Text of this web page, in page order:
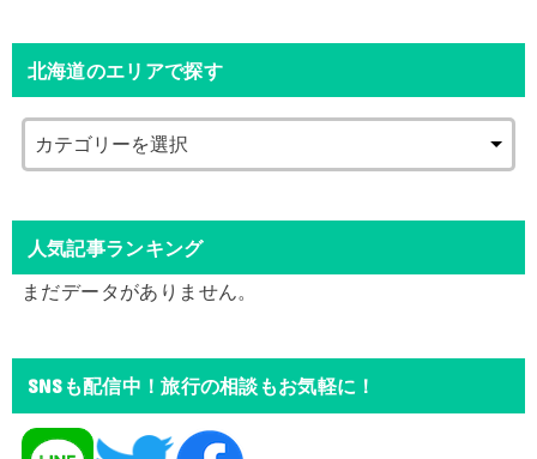
北海道のエリアで探す
人気記事ランキング
まだデータがありません。
SNSも配信中！旅行の相談もお気軽に！